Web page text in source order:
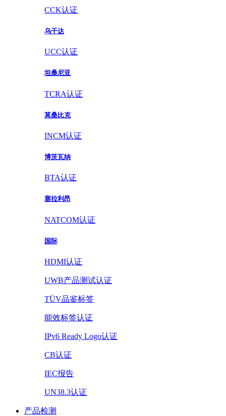
CCK认证
乌干达
UCC认证
坦桑尼亚
TCRA认证
莫桑比克
INCM认证
博茨瓦纳
BTA认证
塞拉利昂
NATCOM认证
国际
HDMI认证
UWB产品测试认证
TÜV品鉴标签
能效标签认证
IPv6 Ready Logo认证
CB认证
IEC报告
UN38.3认证
产品检测